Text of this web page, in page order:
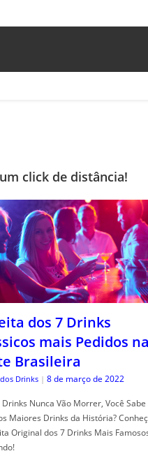
click de distância!
dos 7 Drinks
mais Pedidos
Brasileira
Drinks | 8 de março de 2022
Nunca Vão Morrer, Você Sabe
Maiores Drinks da História?
Original dos 7 Drinks Mais